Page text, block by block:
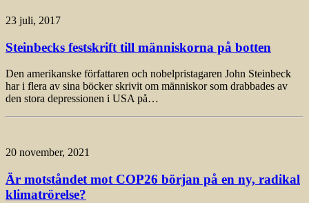
23 juli, 2017
Steinbecks festskrift till människorna på botten
Den amerikanske författaren och nobelpristagaren John Steinbeck
har i flera av sina böcker skrivit om människor som drabbades av
den stora depressionen i USA på…
20 november, 2021
Är motståndet mot COP26 början på en ny, radikal
klimatrörelse?